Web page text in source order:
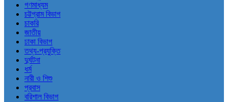
গণমাধ্যম
চট্টগ্রাম বিভাগ
চাকরি
জাতীয়
ঢাকা বিভাগ
তথ্য-প্রযুক্তি
দুর্ঘটনা
ধর্ম
নারী ও শিশু
প্রবাস
বরিশাল বিভাগ